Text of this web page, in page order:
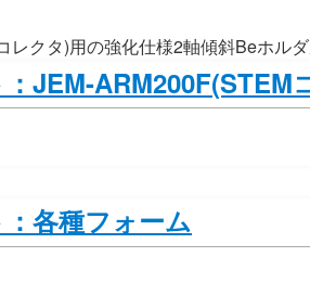
レクタ)用の強化仕様2軸傾斜Beホル
JEM-ARM200F(STEM
各種フォーム